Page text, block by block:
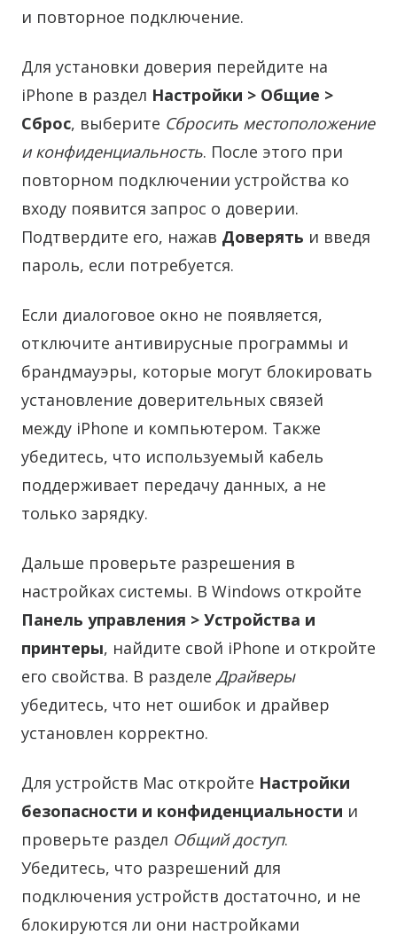
и повторное подключение.
Для установки доверия перейдите на
iPhone в раздел Настройки > Общие >
Сброс, выберите Сбросить местоположение
и конфиденциальность. После этого при
повторном подключении устройства ко
входу появится запрос о доверии.
Подтвердите его, нажав Доверять и введя
пароль, если потребуется.
Если диалоговое окно не появляется,
отключите антивирусные программы и
брандмауэры, которые могут блокировать
установление доверительных связей
между iPhone и компьютером. Также
убедитесь, что используемый кабель
поддерживает передачу данных, а не
только зарядку.
Дальше проверьте разрешения в
настройках системы. В Windows откройте
Панель управления > Устройства и
принтеры, найдите свой iPhone и откройте
его свойства. В разделе Драйверы
убедитесь, что нет ошибок и драйвер
установлен корректно.
Для устройств Mac откройте Настройки
безопасности и конфиденциальности и
проверьте раздел Общий доступ.
Убедитесь, что разрешений для
подключения устройств достаточно, и не
блокируются ли они настройками